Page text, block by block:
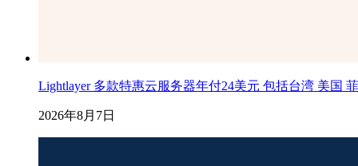
Lightlayer 多款特惠云服务器年付24美元 包括台湾 美国
2026年8月7日